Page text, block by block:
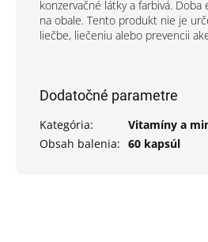
konzervačné látky a farbivá. Doba
na obale. Tento produkt nie je
liečbe, liečeniu alebo prevencii
Dodatočné parametre
Kategória:
Vitamíny a
Obsah balenia: 60 kapsúl